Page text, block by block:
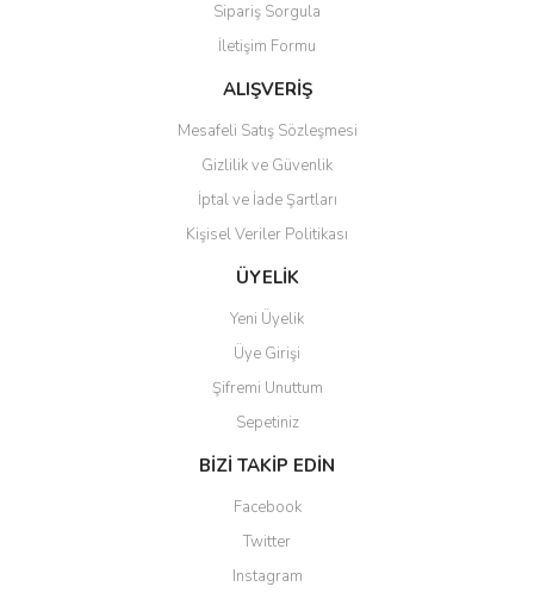
Ürün bilgilerinde hatalar bulunuyor.
Ürün fiyatı diğer sitelerden daha pahalı.
Bu ürüne benzer farklı alternatifler olmalı.
Gönder
Sipariş Sorgula
İletişim Formu
ALIŞVERİŞ
Mesafeli Satış Sözleşmesi
Gizlilik ve Güvenlik
İptal ve İade Şartları
Kişisel Veriler Politikası
ÜYELİK
Yeni Üyelik
Üye Girişi
Şifremi Unuttum
Sepetiniz
BİZİ TAKİP EDİN
Facebook
Twitter
Instagram